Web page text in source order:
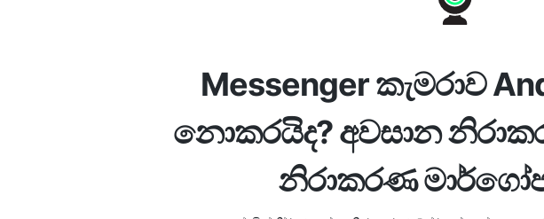
Messenger කැමරාව
නොකරයිද? අවසාන
නිරාකරණ